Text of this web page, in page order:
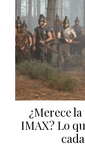
¿Merece la
IMAX? Lo